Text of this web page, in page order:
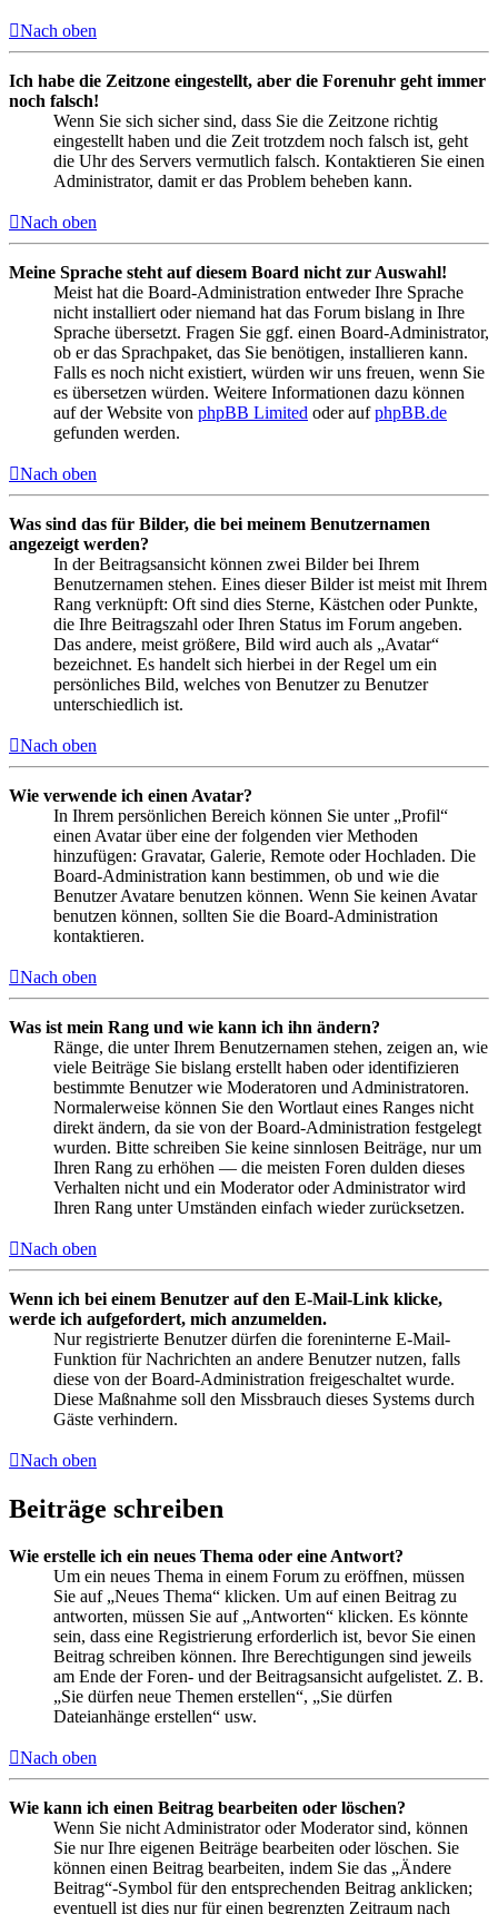
Nach oben
Ich habe die Zeitzone eingestellt, aber die Forenuhr geht immer
noch falsch!
Wenn Sie sich sicher sind, dass Sie die Zeitzone richtig
eingestellt haben und die Zeit trotzdem noch falsch ist, geht
die Uhr des Servers vermutlich falsch. Kontaktieren Sie einen
Administrator, damit er das Problem beheben kann.
Nach oben
Meine Sprache steht auf diesem Board nicht zur Auswahl!
Meist hat die Board-Administration entweder Ihre Sprache
nicht installiert oder niemand hat das Forum bislang in Ihre
Sprache übersetzt. Fragen Sie ggf. einen Board-Administrator,
ob er das Sprachpaket, das Sie benötigen, installieren kann.
Falls es noch nicht existiert, würden wir uns freuen, wenn Sie
es übersetzen würden. Weitere Informationen dazu können
auf der Website von phpBB Limited oder aufphpBB.de
gefunden werden.
Nach oben
Was sind das für Bilder, die bei meinem Benutzernamen
angezeigt werden?
In der Beitragsansicht können zwei Bilder bei Ihrem
Benutzernamen stehen. Eines dieser Bilder ist meist mit Ihrem
Rang verknüpft: Oft sind dies Sterne, Kästchen oder Punkte,
die Ihre Beitragszahl oder Ihren Status im Forum angeben.
Das andere, meist größere, Bild wird auch als „Avatar“
bezeichnet. Es handelt sich hierbei in der Regel um ein
persönliches Bild, welches von Benutzer zu Benutzer
unterschiedlich ist.
Nach oben
Wie verwende ich einen Avatar?
In Ihrem persönlichen Bereich können Sie unter „Profil“
einen Avatar über eine der folgenden vier Methoden
hinzufügen: Gravatar, Galerie, Remote oder Hochladen. Die
Board-Administration kann bestimmen, ob und wie die
Benutzer Avatare benutzen können. Wenn Sie keinen Avatar
benutzen können, sollten Sie die Board-Administration
kontaktieren.
Nach oben
Was ist mein Rang und wie kann ich ihn ändern?
Ränge, die unter Ihrem Benutzernamen stehen, zeigen an, wie
viele Beiträge Sie bislang erstellt haben oder identifizieren
bestimmte Benutzer wie Moderatoren und Administratoren.
Normalerweise können Sie den Wortlaut eines Ranges nicht
direkt ändern, da sie von der Board-Administration festgelegt
wurden. Bitte schreiben Sie keine sinnlosen Beiträge, nur um
Ihren Rang zu erhöhen — die meisten Foren dulden dieses
Verhalten nicht und ein Moderator oder Administrator wird
Ihren Rang unter Umständen einfach wieder zurücksetzen.
Nach oben
Wenn ich bei einem Benutzer auf den E-Mail-Link klicke,
werde ich aufgefordert, mich anzumelden.
Nur registrierte Benutzer dürfen die foreninterne E-Mail-
Funktion für Nachrichten an andere Benutzer nutzen, falls
diese von der Board-Administration freigeschaltet wurde.
Diese Maßnahme soll den Missbrauch dieses Systems durch
Gäste verhindern.
Nach oben
Beiträge schreiben
Wie erstelle ich ein neues Thema oder eine Antwort?
Um ein neues Thema in einem Forum zu eröffnen, müssen
Sie auf „Neues Thema“ klicken. Um auf einen Beitrag zu
antworten, müssen Sie auf „Antworten“ klicken. Es könnte
sein, dass eine Registrierung erforderlich ist, bevor Sie einen
Beitrag schreiben können. Ihre Berechtigungen sind jeweils
am Ende der Foren- und der Beitragsansicht aufgelistet. Z. B.
„Sie dürfen neue Themen erstellen“, „Sie dürfen
Dateianhänge erstellen“ usw.
Nach oben
Wie kann ich einen Beitrag bearbeiten oder löschen?
Wenn Sie nicht Administrator oder Moderator sind, können
Sie nur Ihre eigenen Beiträge bearbeiten oder löschen. Sie
können einen Beitrag bearbeiten, indem Sie das „Ändere
Beitrag“-Symbol für den entsprechenden Beitrag anklicken;
eventuell ist dies nur für einen begrenzten Zeitraum nach